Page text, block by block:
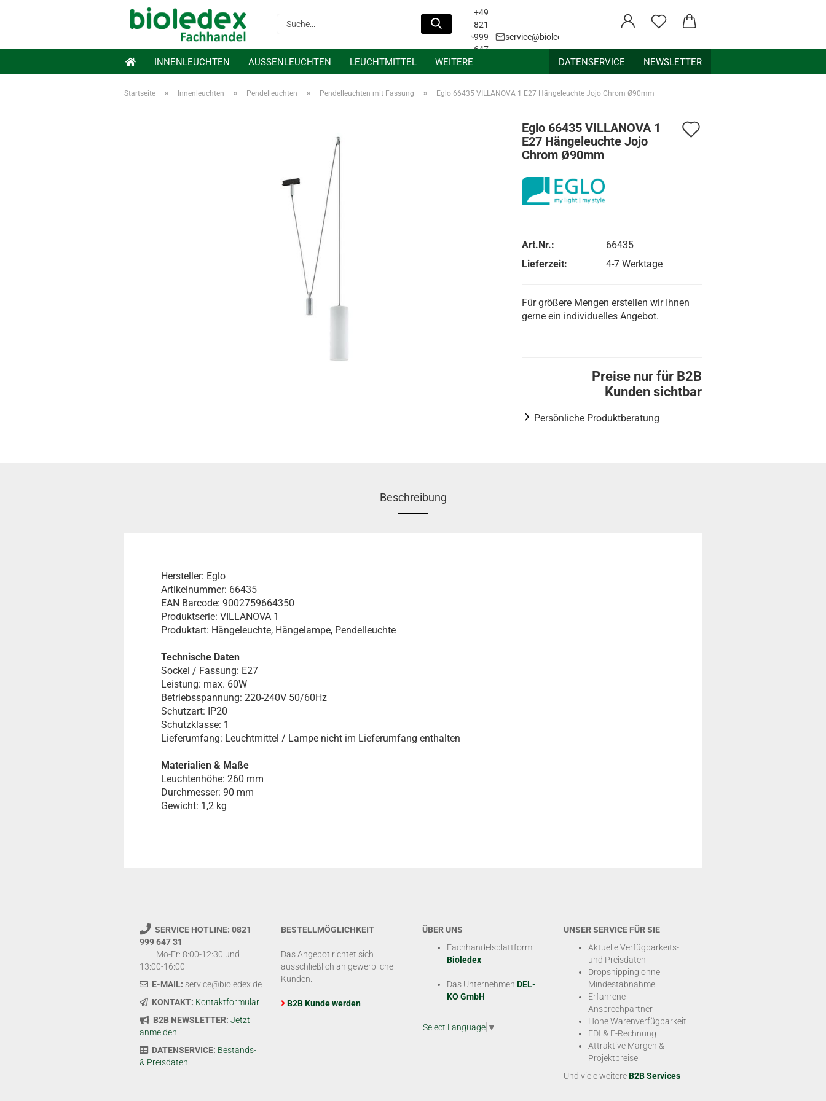
Suche...
+49
821
999
647
service@bioledex.de
Lichtplanung
INNENLEUCHTEN AUSSENLEUCHTEN LEUCHTMITTEL DATENSERVICE NEWSLETTER
WEITERE
Startseite » Innenleuchten » Pendelleuchten » Pendelleuchten mit Fassung » Eglo 66435 VILLANOVA 1 E27 Hängeleuchte Jojo Chrom Ø90mm
Eglo 66435 VILLANOVA 1
E27 Hängeleuchte Jojo
Chrom Ø90mm
Art.Nr.:
66435
Lieferzeit:
4-7 Werktage
Für größere Mengen erstellen wir Ihnen
gerne ein individuelles Angebot.
Preise nur für B2B
Kunden sichtbar
Persönliche Produktberatung
Beschreibung
Hersteller: Eglo
Artikelnummer: 66435
EAN Barcode: 9002759664350
Produktserie: VILLANOVA 1
Produktart: Hängeleuchte, Hängelampe, Pendelleuchte
Technische Daten
Sockel / Fassung: E27
Leistung: max. 60W
Betriebsspannung: 220-240V 50/60Hz
Schutzart: IP20
Schutzklasse: 1
Lieferumfang: Leuchtmittel / Lampe nicht im Lieferumfang enthalten
Materialien & Maße
Leuchtenhöhe: 260 mm
Durchmesser: 90 mm
Gewicht: 1,2 kg
SERVICE HOTLINE: 0821
999 647 31
Mo-Fr: 8:00-12:30 und
13:00-16:00
E-MAIL: service@bioledex.de
KONTAKT: Kontaktformular
B2B NEWSLETTER: Jetzt
anmelden
DATENSERVICE: Bestands-
& Preisdaten
BESTELLMÖGLICHKEIT
Das Angebot richtet sich
ausschließlich an gewerbliche
Kunden.
B2B Kunde werden
ÜBER UNS
Fachhandelsplattform
Bioledex
Das Unternehmen DEL-
KO GmbH
Select Language ▼
UNSER SERVICE FÜR SIE
Aktuelle Verfügbarkeits-
und Preisdaten
Dropshipping ohne
Mindestabnahme
Erfahrene
Ansprechpartner
Hohe Warenverfügbarkeit
EDI & E-Rechnung
Attraktive Margen &
Projektpreise
Und viele weitereB2B Services